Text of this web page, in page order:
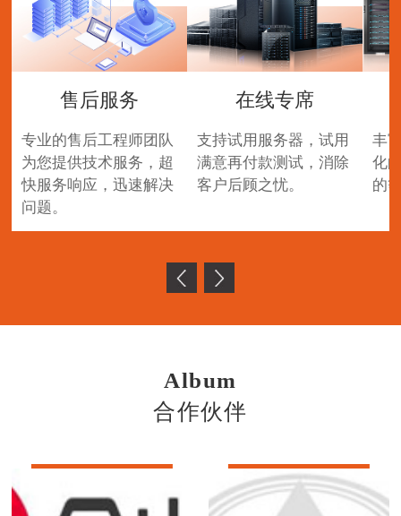
售后服务
专业的售后工程师团队
为您提供技术服务，超
快服务响应，迅速解决
问题。
在线专席
支持试用服务器，试用
满意再付款测试，消除
客户后顾之忧。
丰
化
的
Album
合作伙伴